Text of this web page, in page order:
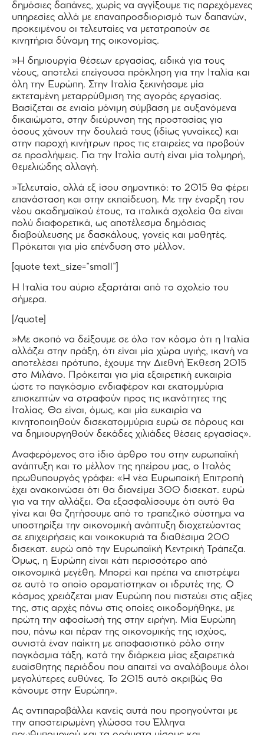
δημόσιες δαπάνες, χωρίς να αγγίξουμε τις παρεχόμενες
υπηρεσίες αλλά με επαναπροσδιορισμό των δαπανών,
προκειμένου οι τελευταίες να μετατραπούν σε
κινητήρια δύναμη της οικονομίας.
»Η δημιουργία θέσεων εργασίας, ειδικά για τους
νέους, αποτελεί επείγουσα πρόκληση για την Ιταλία και
όλη την Ευρώπη. Στην Ιταλία ξεκινήσαμε μία
εκτεταμένη μεταρρύθμιση της αγοράς εργασίας.
Βασίζεται σε ενιαία μόνιμη σύμβαση με αυξανόμενα
δικαιώματα, στην διεύρυνση της προστασίας για
όσους χάνουν την δουλειά τους (ιδίως γυναίκες) και
στην παροχή κινήτρων προς τις εταιρείες να προβούν
σε προσλήψεις. Για την Ιταλία αυτή είναι μία τολμηρή,
θεμελιώδης αλλαγή.
»Τελευταίο, αλλά εξ ίσου σημαντικό: το 2015 θα φέρει
επανάσταση και στην εκπαίδευση. Με την έναρξη του
νέου ακαδημαϊκού έτους, τα ιταλικά σχολεία θα είναι
πολύ διαφορετικά, ως αποτέλεσμα δημόσιας
διαβούλευσης με δασκάλους, γονείς και μαθητές.
Πρόκειται για μία επένδυση στο μέλλον.
[quote text_size=”small”]
Η Ιταλία του αύριο εξαρτάται από το σχολείο του
σήμερα.
[/quote]
»Με σκοπό να δείξουμε σε όλο τον κόσμο ότι η Ιταλία
αλλάζει στην πράξη, ότι είναι μία χώρα υγιής, ικανή να
αποτελέσει πρότυπο, έχουμε την Διεθνή Έκθεση 2015
στο Μιλάνο. Πρόκειται για μία εξαιρετική ευκαιρία
ώστε το παγκόσμιο ενδιαφέρον και εκατομμύρια
επισκεπτών να στραφούν προς τις ικανότητες της
Ιταλίας. Θα είναι, όμως, και μία ευκαιρία να
κινητοποιηθούν δισεκατομμύρια ευρώ σε πόρους και
να δημιουργηθούν δεκάδες χιλιάδες θέσεις εργασίας».
Αναφερόμενος στο ίδιο άρθρο του στην ευρωπαϊκή
ανάπτυξη και το μέλλον της ηπείρου μας, ο Ιταλός
πρωθυπουργός γράφει: «Η νέα Ευρωπαϊκή Επιτροπή
έχει ανακοινώσει ότι θα διανείμει 300 δισεκατ. ευρώ
για να την αλλάξει. Θα εξασφαλίσουμε ότι αυτό θα
γίνει και θα ζητήσουμε από το τραπεζικό σύστημα να
υποστηρίξει την οικονομική ανάπτυξη διοχετεύοντας
σε επιχειρήσεις και νοικοκυριά τα διαθέσιμα 200
δισεκατ. ευρώ από την Ευρωπαϊκή Κεντρική Τράπεζα.
Όμως, η Ευρώπη είναι κάτι περισσότερο από
οικονομικά μεγέθη. Μπορεί και πρέπει να επιστρέψει
σε αυτό το οποίο οραματίστηκαν οι ιδρυτές της. Ο
κόσμος χρειάζεται μιαν Ευρώπη που πιστεύει στις αξίες
της, στις αρχές πάνω στις οποίες οικοδομήθηκε, με
πρώτη την αφοσίωσή της στην ειρήνη. Μία Ευρώπη
που, πάνω και πέραν της οικονομικής της ισχύος,
συνιστά έναν παίκτη με αποφασιστικό ρόλο στην
παγκόσμια τάξη, κατά την διάρκεια μίας εξαιρετικά
ευαίσθητης περιόδου που απαιτεί να αναλάβουμε όλοι
μεγαλύτερες ευθύνες. Το 2015 αυτό ακριβώς θα
κάνουμε στην Ευρώπη».
Ας αντιπαραβάλλει κανείς αυτά που προηγούνται με
την αποστειρωμένη γλώσσα του Έλληνα